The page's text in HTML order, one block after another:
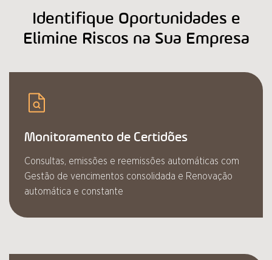
Identifique Oportunidades e
Elimine Riscos na Sua Empresa
Monitoramento de Certidões
Consultas, emissões e reemissões automáticas com
Gestão de vencimentos consolidada e Renovação
automática e constante